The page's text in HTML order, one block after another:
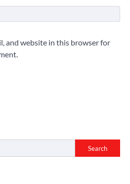
and website in this browser for
Search